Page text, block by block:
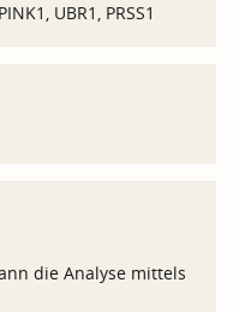
UBR1, PRSS1
die Analyse mittels